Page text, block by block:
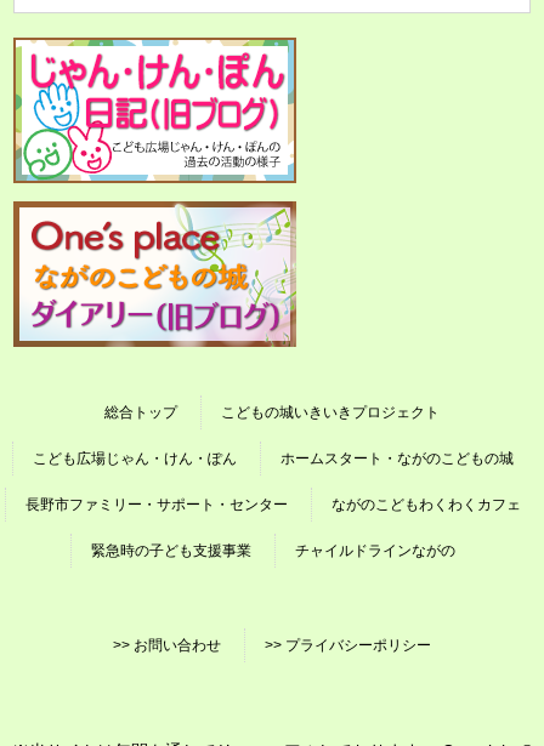
総合トップ こどもの城いきいきプロジェクト
こども広場じゃん・けん・ぽん ホームスタート・ながのこどもの城
長野市ファミリー・サポート・センター ながのこどもわくわくカフェ
緊急時の子ども支援事業 チャイルドラインながの
>> お問い合わせ >> プライバシーポリシー